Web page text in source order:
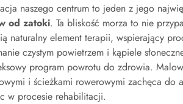
naszego centrum to jeden z jego
od zatoki. Ta bliskość morza to nie
naturalny element terapii, wspierający
czystym powietrzem i kąpiele
program powrotu do zdrowia.
i ścieżkami rowerowymi zachęca do
w procesie rehabilitacji.